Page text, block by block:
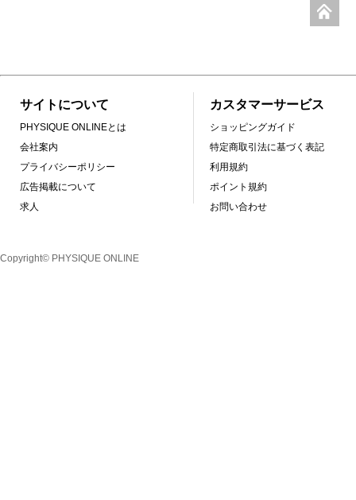
サイトについて
PHYSIQUE ONLINEとは
会社案内
プライバシーポリシー
広告掲載について
求人
カスタマーサービス
ショッピングガイド
特定商取引法に基づく表記
利用規約
ポイント規約
お問い合わせ
Copyright© PHYSIQUE ONLINE